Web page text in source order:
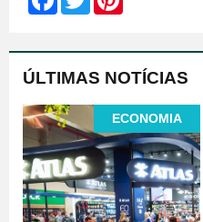
ÚLTIMAS NOTÍCIAS
ECONOMIA